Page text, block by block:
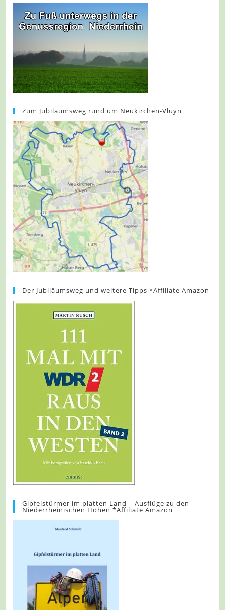
Zum Jubiläumsweg rund um Neukirchen-Vluyn
Der Jubiläumsweg und weitere Tipps *Affiliate Amazon
Gipfelstürmer im platten Land – Ausflüge zu den
Niederrheinischen Höhen *Affiliate Amazon